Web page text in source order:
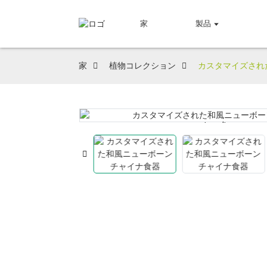
家 製品
家 植物コレクション カスタマイズさ
Loading...
Loading...